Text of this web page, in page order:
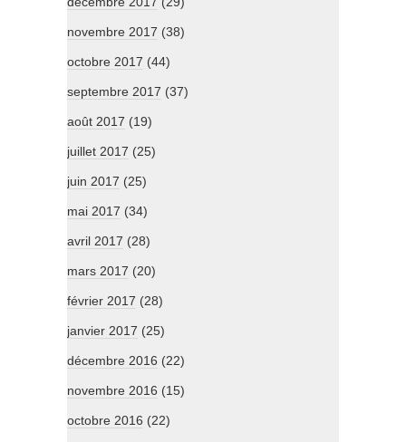
novembre 2017 (38)
octobre 2017 (44)
septembre 2017 (37)
août 2017 (19)
juillet 2017 (25)
juin 2017 (25)
mai 2017 (34)
avril 2017 (28)
mars 2017 (20)
février 2017 (28)
janvier 2017 (25)
décembre 2016 (22)
novembre 2016 (15)
octobre 2016 (22)